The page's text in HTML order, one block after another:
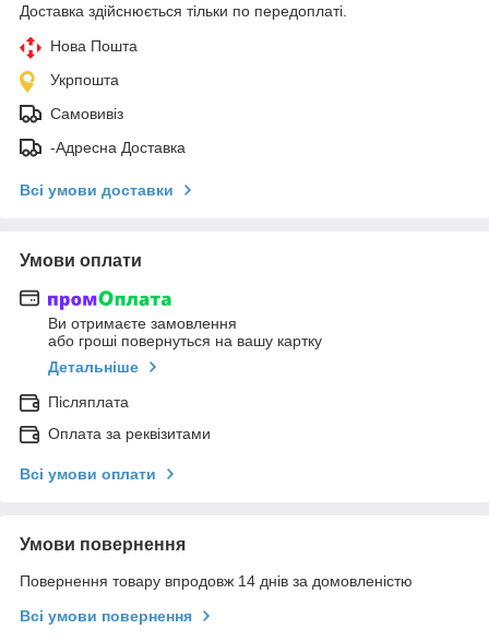
Доставка здійснюється тільки по передоплаті.
Нова Пошта
Укрпошта
Самовивіз
-Адресна Доставка
Всі умови доставки
Умови оплати
Ви отримаєте замовлення
або гроші повернуться на вашу картку
Детальніше
Післяплата
Оплата за реквізитами
Всі умови оплати
Умови повернення
Повернення товару впродовж 14 днів за домовленістю
Всі умови повернення